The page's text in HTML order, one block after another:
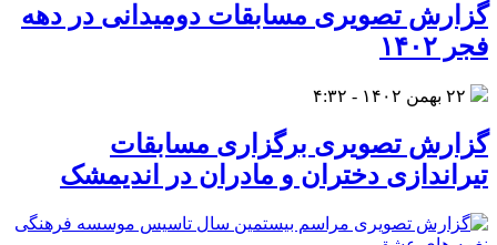
گزارش تصویری مسابقات دومیدانی در دهه
فجر ۱۴۰۲
۲۲ بهمن ۱۴۰۲ - ۴:۳۲
گزارش تصویری برگزاری مسابقات
تیراندازی دختران و مادران در اندیمشک